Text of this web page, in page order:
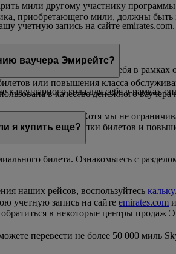
учетную запись на сайте emirates.com.
мили другому участнику
приобретающего мили, должны
календарного года
календарного года для себя в
года для себя в рамках
ваучера Эмирейтс?
или повышения класса
в качестве денежного
обслуживания. Хотя мы не
для покупки билетов и
я купить еще?
билета. Ознакомьтесь с
наших рейсов, воспользуйтесь
учетную запись на сайте emirates.com
в некоторые центры продаж
перевести не более 50 000 миль